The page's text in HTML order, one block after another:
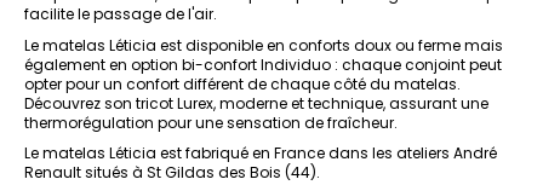
facilite le passage de l'air.
Le matelas Léticia est disponible en conforts doux ou ferme mais
également en option bi-confort Individuo : chaque conjoint peut
opter pour un confort différent de chaque côté du matelas.
Découvrez son tricot Lurex, moderne et technique, assurant une
thermorégulation pour une sensation de fraîcheur.
Le matelas Léticia est fabriqué en France dans les ateliers André
Renault situés à St Gildas des Bois (44).